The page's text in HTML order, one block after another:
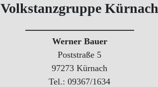
Volkstanzgruppe Kürnach
Werner Bauer
Poststraße 5
97273 Kürnach
Tel.: 09367/1634